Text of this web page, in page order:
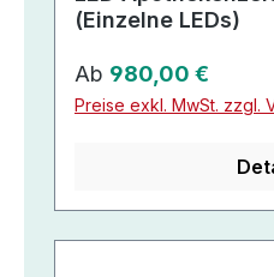
(Einzelne LEDs)
Regulärer Preis:
Ab 980,00 €
Preise exkl. MwSt. zzgl.